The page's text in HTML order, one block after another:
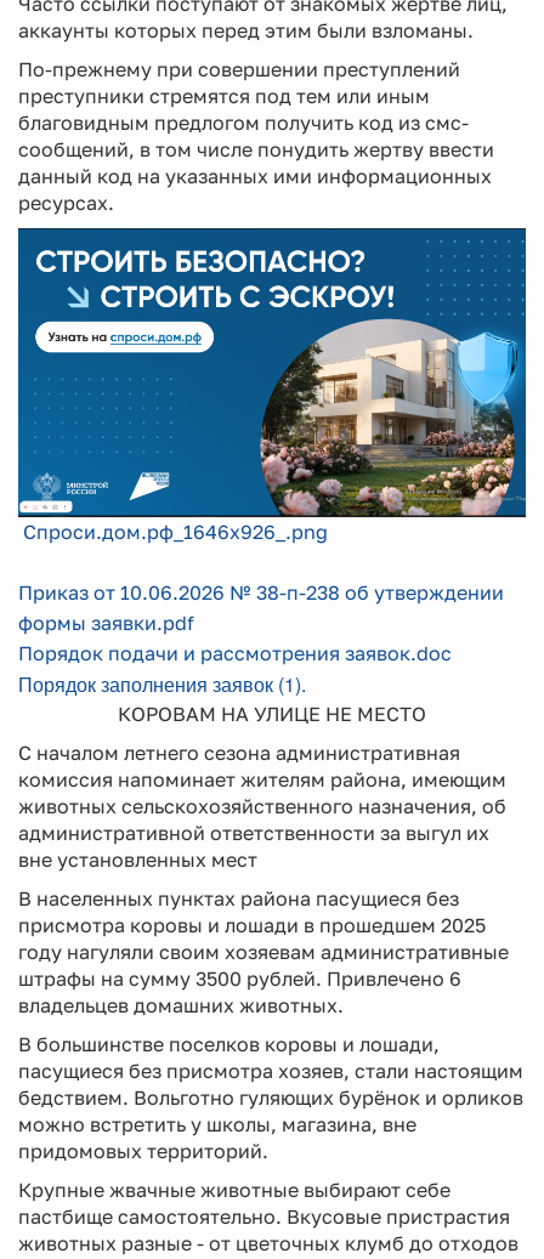
аккаунты которых перед этим были взломаны.
По-прежнему при совершении преступлений
преступники стремятся под тем или иным
благовидным предлогом получить код из смс-
сообщений, в том числе понудить жертву ввести
данный код на указанных ими информационных
ресурсах.
Спроси.дом.рф_1646х926_.png
Приказ от 10.06.2026 № 38-п-238 об утверждении
формы заявки.pdf
Порядок подачи и рассмотрения заявок.doc
Порядок заполнения заявок (1).
КОРОВАМ НА УЛИЦЕ НЕ МЕСТО
С началом летнего сезона административная
комиссия напоминает жителям района, имеющим
животных сельскохозяйственного назначения, об
административной ответственности за выгул их
вне установленных мест
В населенных пунктах района пасущиеся без
присмотра коровы и лошади в прошедшем 2025
году нагуляли своим хозяевам административные
штрафы на сумму 3500 рублей. Привлечено 6
владельцев домашних животных.
В большинстве поселков коровы и лошади,
пасущиеся без присмотра хозяев, стали настоящим
бедствием. Вольготно гуляющих бурёнок и орликов
можно встретить у школы, магазина, вне
придомовых территорий.
Крупные жвачные животные выбирают себе
пастбище самостоятельно. Вкусовые пристрастия
животных разные - от цветочных клумб до отходов